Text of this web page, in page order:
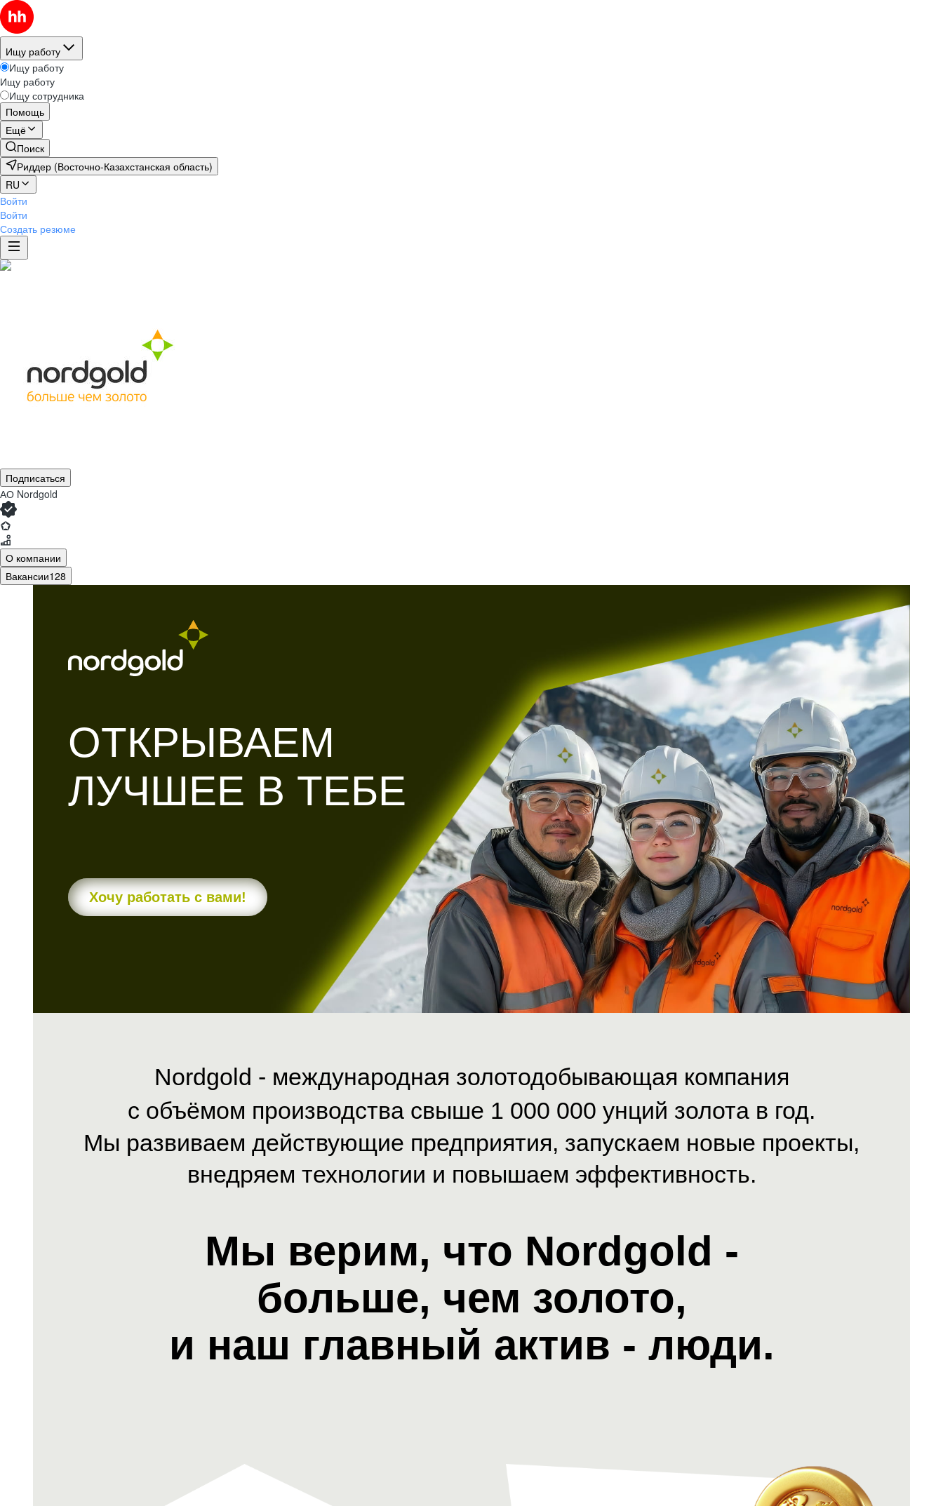
Ищу работу
Ищу работу
Ищу работу
Ищу сотрудника
Помощь
Ещё
Поиск
Риддер (Восточно-Казахстанская область)
RU
Войти
Войти
Создать резюме
Подписаться
АО Nordgold
О компании
Вакансии128
ОТКРЫВАЕМ
ЛУЧШЕЕ В ТЕБЕ
Хочу работать с вами!
Nordgold - международная золотодобывающая компания
с объёмом производства свыше 1 000 000 унций золота в год.
Мы развиваем действующие предприятия, запускаем новые проекты,
внедряем технологии и повышаем эффективность.
Мы верим, что Nordgold -
больше, чем золото,
и наш главный актив - люди.